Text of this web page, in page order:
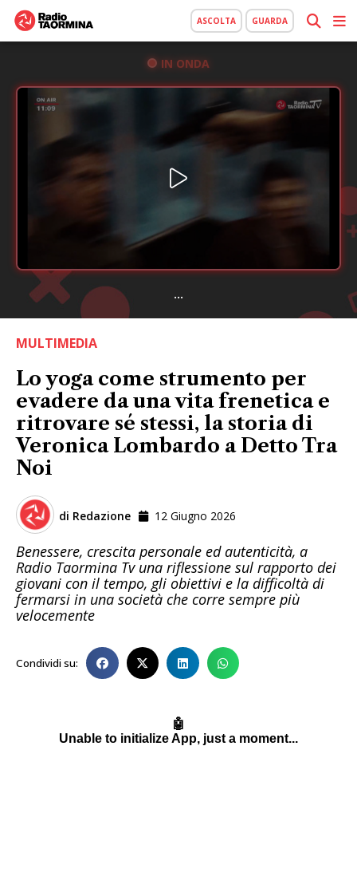
ASCOLTA GUARDA
IN ONDA
...
MULTIMEDIA
Lo yoga come strumento per
evadere da una vita frenetica e
ritrovare sé stessi, la storia di
Veronica Lombardo a Detto Tra
Noi
di Redazione 12 Giugno 2026
Benessere, crescita personale ed autenticità, a
Radio Taormina Tv una riflessione sul rapporto dei
giovani con il tempo, gli obiettivi e la difficoltà di
fermarsi in una società che corre sempre più
velocemente
Condividi su: